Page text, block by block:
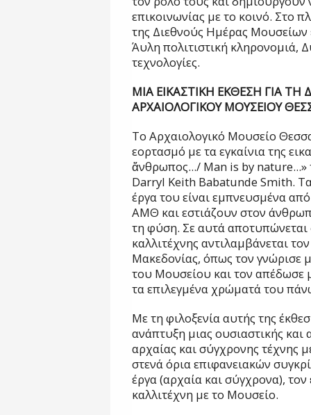
επικοινωνίας με το κοινό. Στο
της Διεθνούς Ημέρας Μουσείων
Άυλη πολιτιστική κληρονομιά,
τεχνολογίες.
ΜΙΑ ΕΙΚΑΣΤΙΚΗ ΕΚΘΕΣΗ ΓΙΑ
ΑΡΧΑΙΟΛΟΓΙΚΟΥ ΜΟΥΣΕΙΟΥ
Το Αρχαιολογικό Μουσείο
εορτασμό με τα εγκαίνια της
ἄνθρωπος.../ Man is by nature...»
Darryl Keith Babatunde Smith.
έργα του είναι εμπνευσμένα
ΑΜΘ και εστιάζουν στον
τη φύση. Σε αυτά αποτυπώνεται
καλλιτέχνης αντιλαμβάνεται
Μακεδονίας, όπως τον γνώρισε
του Μουσείου και τον απέδωσε
τα επιλεγμένα χρώματά του
Με τη φιλοξενία αυτής της
ανάπτυξη μιας ουσιαστικής
αρχαίας και σύγχρονης τέχνης
στενά όρια επιφανειακών
έργα (αρχαία και σύγχρονα),
καλλιτέχνη με το Μουσείο.